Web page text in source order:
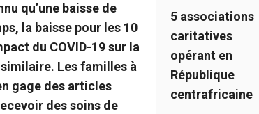
qu’une baisse de
la baisse pour les 10
du COVID-19 sur la
Les familles à
gage des articles
des soins de
5 associations
caritatives
opérant en
République
centrafricaine